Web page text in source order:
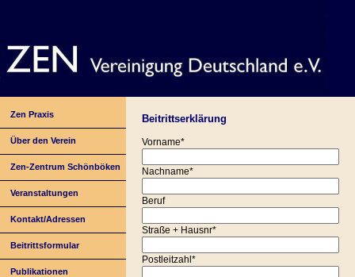
Zen Praxis
Über den Verein
Zen-Zentrum Schönböken
Veranstaltungen
Kontakt/Adressen
Beitrittsformular
Publikationen
Beitrittserklärung
Vorname*
Nachname*
Beruf
Straße + Hausnr*
Postleitzahl*